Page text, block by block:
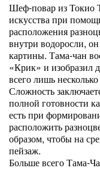
Шеф-повар из Токио
искусства при
расположения
внутри водоросли,
картины. Тама-чан
«Крик» и изобразил
всего лишь
Сложность
полной готовности
есть при
расположить
образом, чтобы на
пейзаж.
Больше всего Тама-